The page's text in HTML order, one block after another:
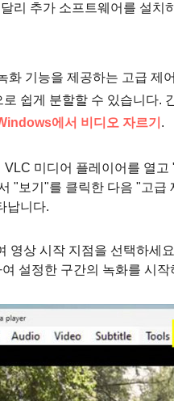
리 추가 소프트웨어를 설
화 기능을 제공하는 고급 제
쉽게 분할할 수 있습니다.
에서 비디오 자르기 .
미디어 플레이어를 열
"보기"를 클릭한 다음 "고
납니다.
영상 시작 지점을 선택하세
설정한 구간의 녹화를 시작